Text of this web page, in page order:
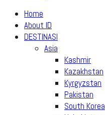
Home
About ID
DESTINASI
Asia
Kashmir
Kazakhstan
Kyrgyzstan
Pakistan
South Korea